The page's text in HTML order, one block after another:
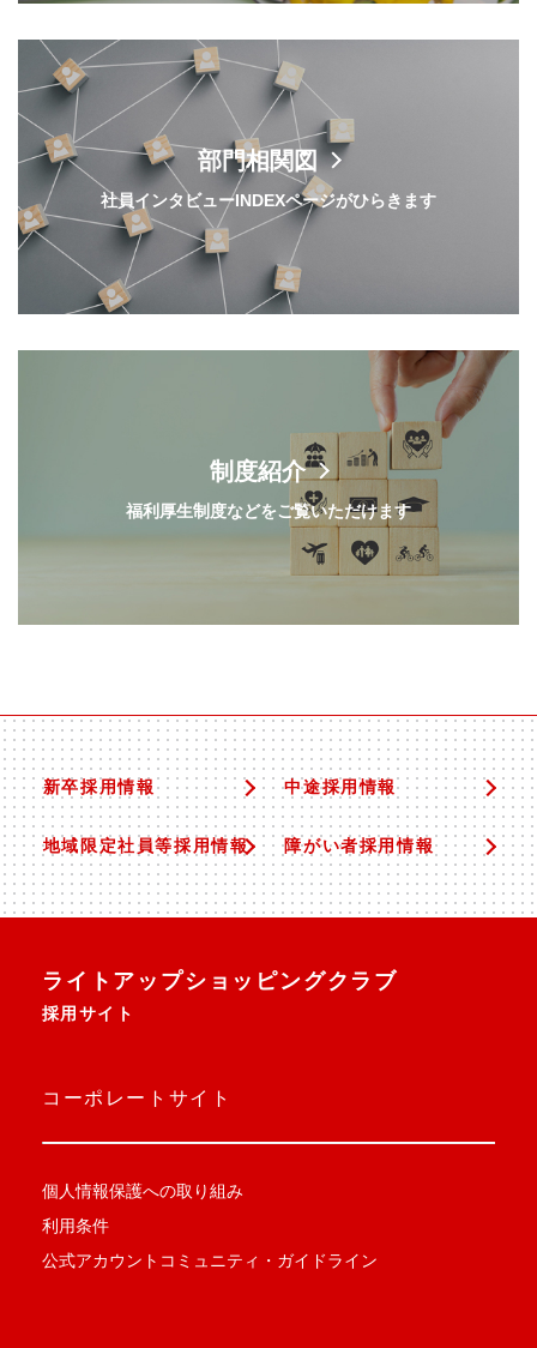
部門相関図
社員インタビューINDEXページがひらきます
制度紹介
福利厚生制度などをご覧いただけます
新卒採用情報 中途採用情報
地域限定社員等採用情報 障がい者採用情報
ライトアップショッピングクラブ
採用サイト
コーポレートサイト
個人情報保護への取り組み
利用条件
公式アカウントコミュニティ・ガイドライン